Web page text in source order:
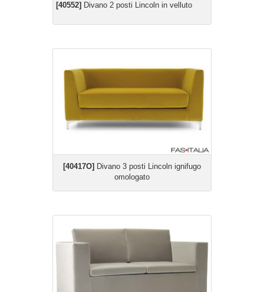
[40552] Divano 2 posti Lincoln in velluto
[40417O] Divano 3 posti Lincoln ignifugo
omologato